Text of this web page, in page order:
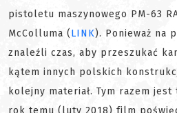
pistoletu maszynowego PM-63
McColluma (LINK). Ponieważ na
znaleźli czas, aby przeszukać
kątem innych polskich
kolejny materiał. Tym razem
rok temu (luty 2018) film